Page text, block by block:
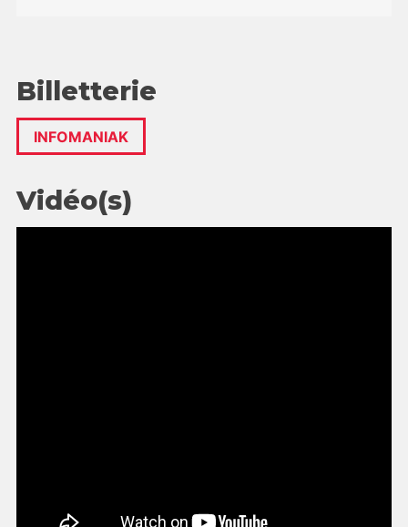
Billetterie
INFOMANIAK
Vidéo(s)